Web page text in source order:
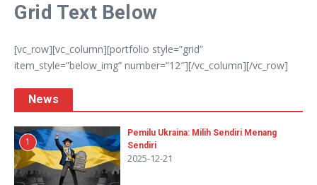
Grid Text Below
[vc_row][vc_column][portfolio style=”grid”
item_style=”below_img” number=”12″][/vc_column][/vc_row]
News
1
Pemilu Ukraina: Milih Sendiri Menang
Sendiri
2025-12-21